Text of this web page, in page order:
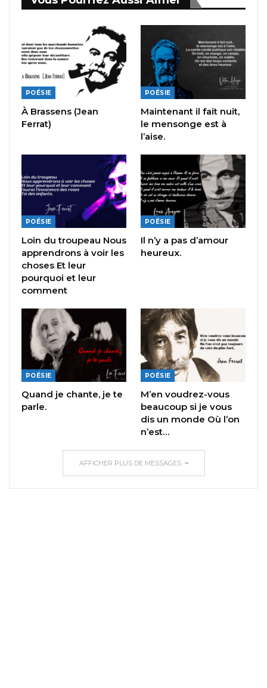
POÉSIE
À Brassens (Jean
Ferrat)
POÉSIE
Maintenant il fait nuit,
le mensonge est à
l’aise.
POÉSIE
Loin du troupeau Nous
apprendrons à voir les
choses Et leur
pourquoi et leur
comment
POÉSIE
Il n’y a pas d’amour
heureux.
POÉSIE
Quand je chante, je te
parle.
POÉSIE
M’en voudrez-vous
beaucoup si je vous
dis un monde Où l’on
n’est…
AFFICHER PLUS DE MESSAGES